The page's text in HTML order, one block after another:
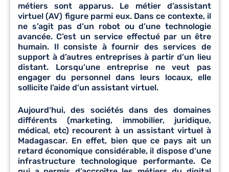
métiers sont apparus. Le métier d’assistant
virtuel (AV) figure parmi eux. Dans ce contexte, il
ne s’agit pas d’un robot ou d’une technologie
avancée. C’est un service effectué par un être
humain. Il consiste à fournir des services de
support à d’autres entreprises à partir d’un lieu
distant. Lorsqu’une entreprise ne veut pas
engager du personnel dans leurs locaux, elle
sollicite l’aide d’un assistant virtuel.
Aujourd’hui, des sociétés dans des domaines
différents (marketing, immobilier, juridique,
médical, etc) recourent à un assistant virtuel à
Madagascar. En effet, bien que ce pays ait un
retard économique considérable, il dispose d’une
infrastructure technologique performante. Ce